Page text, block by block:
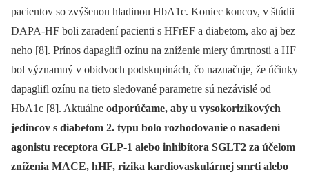
pacientov so zvýšenou hladinou HbA1c. Koniec koncov, v štúdii
DAPA-HF boli zaradení pacienti s HFrEF a diabetom, ako aj bez
neho [8]. Prínos dapaglifl ozínu na zníženie miery úmrtnosti a HF
bol významný v obidvoch podskupinách, čo naznačuje, že účinky
dapaglifl ozínu na tieto sledované parametre sú nezávislé od
HbA1c [8]. Aktuálne odporúčame, aby u vysokorizikových
jedincov s diabetom 2. typu bolo rozhodovanie o nasadení
agonistu receptora GLP-1 alebo inhibítora SGLT2 za účelom
zníženia MACE, hHF, rizika kardiovaskulárnej smrti alebo